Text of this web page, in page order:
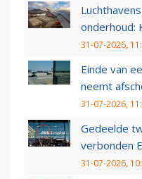
onderhoud:
31-07-2026,
Einde van
neemt
31-07-2026,
Gedeelde
verbonden
31-07-2026,